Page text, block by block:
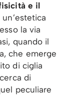
e il
la via
quando il
che emerge
di ciglia
di
peculiare